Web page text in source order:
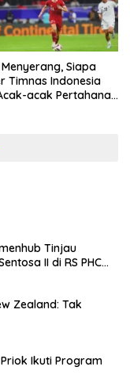
Siapa
Timnas Indonesia
acak Pertahanan
Tinjau
II di RS PHC
Zealand: Tak
Ikuti Program